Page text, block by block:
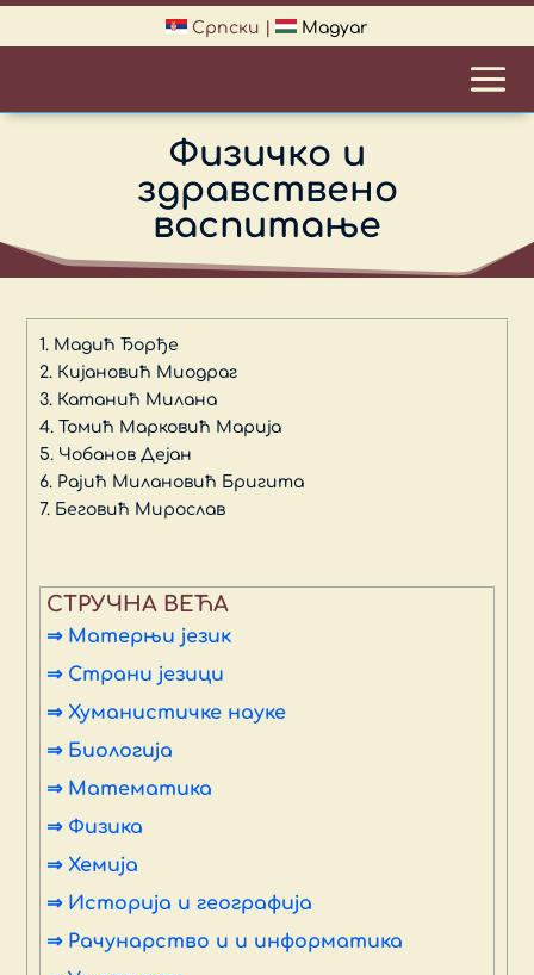
Српски Magyar
Физичко и
здравствено
васпитање
1. Мадић Ђорђе
2. Кијановић Миодраг
3. Катанић Милана
4. Томић Марковић Марија
5. Чобанов Дејан
6. Рајић Милановић Бригита
7. Беговић Мирослав
СТРУЧНА ВЕЋА
⇒ Матерњи језик
⇒ Страни језици
⇒ Хуманистичке науке
⇒ Биологија
⇒ Математика
⇒ Физика
⇒ Хемија
⇒ Историја и географија
⇒ Рачунарство и и информатика